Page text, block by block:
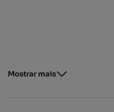
Mostrar mais